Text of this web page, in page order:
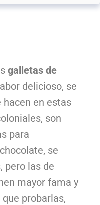
galletas de
delicioso, se
hacen en estas
son
para
se
pero las de
mayor fama y
probarlas,